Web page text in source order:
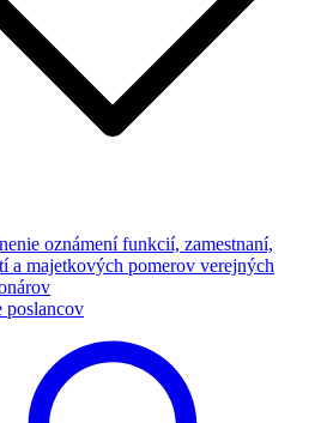
oznámení funkcií, zamestnaní,
a majetkových pomerov verejných
poslancov